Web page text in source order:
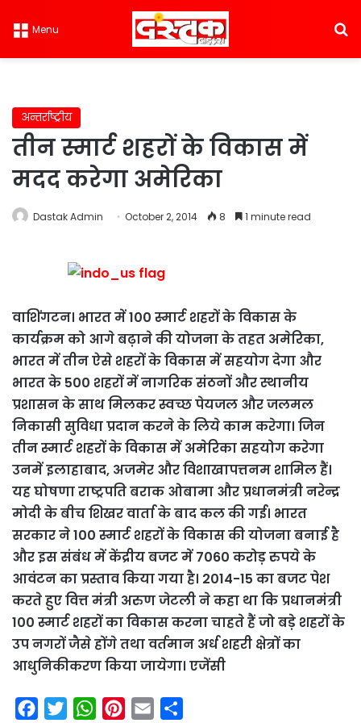
Menu
अन्तर्राष्ट्रीय
तीन स्मार्ट शहरों के विकास में
मदद करेगा अमेरिका
Dastak Admin October 2, 2014 8 1 minute read
वाशिंगटन। भारत में 100 स्मार्ट शहरों के विकास के
कार्यक्रम को आगे बढ़ाने की योजना के तहत अमेरिका,
भारत में तीन ऐसे शहरों के विकास में सहयोग देगा और
भारत के 500 शहरों में नागरिक संठनों और स्थानीय
प्रशासन के साथ मिलकर स्वच्छ पेयजल और जलमल
निकासी सुविधा प्रदान करने के लिये काम करेगा। जिन
तीन स्मार्ट शहरों के विकास में अमेरिका सहयोग करेगा
उनमें इलाहाबाद, अजमेर और विशाखापत्तनम शामिल हैं।
यह घोषणा राष्ट्रपति बराक ओबामा और प्रधानमंत्री नरेन्द्र
मोदी के बीच शिखर वार्ता के बाद कल की गई। भारत
सरकार ने 100 स्मार्ट शहरों के विकास की योजना बनाई है
और इस संबंध में केंद्रीय बजट में 7060 करोड़ रुपये के
आवंटन का प्रस्ताव किया गया है। 2014-15 का बजट पेश
करते हुए वित्त मंत्री अरुण जेटली ने कहा था कि प्रधानमंत्री
100 स्मार्ट शहरों का विकास करना चाहते हैं जो बड़े शहरों के
उप नगरों जैसे होंगे तथा वर्तमान अर्ध शहरी क्षेत्रों का
आधुनिकीकरण किया जायेगा। एजेंसी
W